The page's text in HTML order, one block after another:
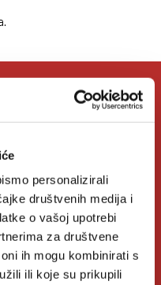
personalizirali
društvenih medija i
o vašoj upotrebi
za društvene
ih mogu kombinirati s
ili koje su prikupili